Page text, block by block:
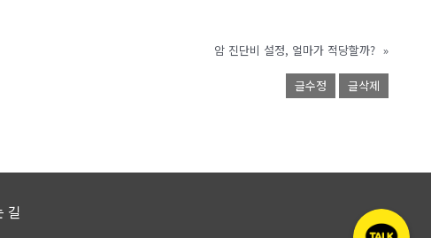
암 진단비 설정, 얼마가 적당할까? »
글수정 글삭제
길